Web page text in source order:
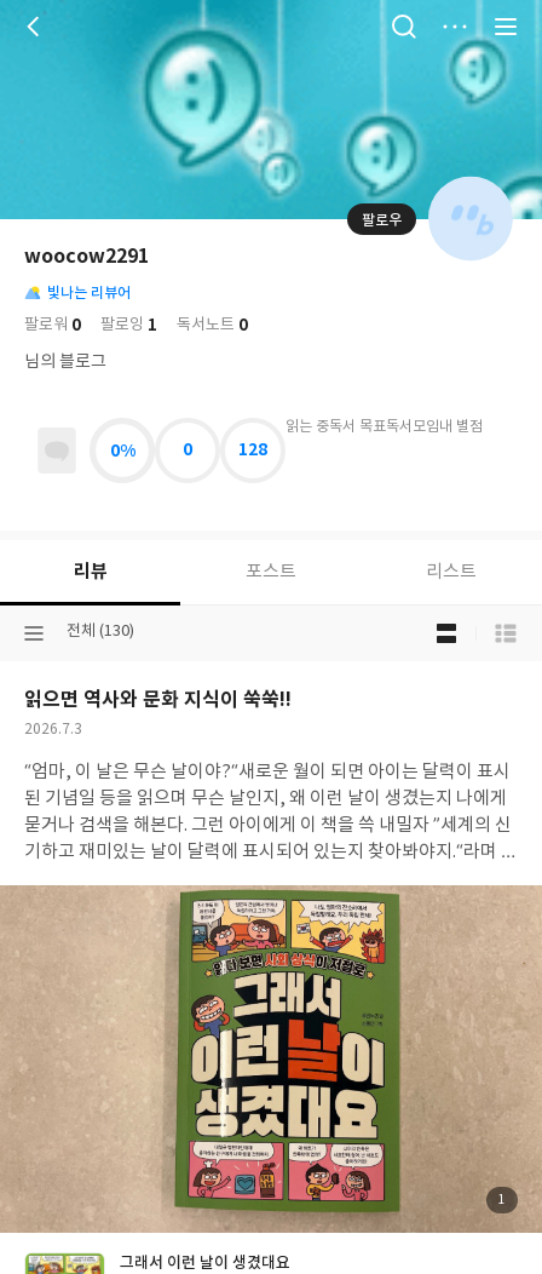
팔로우
woocow2291
님
의
사
락
빛나는 리뷰어
팔로워 0 팔로잉 1 독서노트 0
님의 블로그
읽는 중독서 목표
0%
독서모임
0
내 별점
128
리뷰 포스트 리스트
선
분
류
전체 (130)
읽으면 역사와 문화 지식이 쑥쑥!!
작
일
2026.7.3
“엄마, 이 날은 무슨 날이야?“새로운 월이 되면 아이는 달력이 표시
된 기념일 등을 읽으며 무슨 날인지, 왜 이런 날이 생겼는지 나에게
묻거나 검색을 해본다. 그런 아이에게 이 책을 쓱 내밀자 ”세계의 신
기하고 재미있는 날이 달력에 표시되어 있는지 찾아봐야지.“라며 달
다 읽은 아이는 ‘던 세계가 함께 기념하는 날’을 많은 사람들이 알지
못함을 속상해하며 자신이 직접 친구들에게 이야기를 많이 해줘야
겠다며 달력에 동그라미와 별 표시를 해 두었다. 평소 환경, 자연, 지
구에 관심이 많다보니 더 관심을 갖고 꼼꼼히 읽은 듯 했다.
나는 아
들에게 책을 읽은 소감을 묻자, ”엄마, 세상은 함께 살아가는 거라고
알려주는 것 같아. 사람, 중요한 사건, 지구를 생각하는 많은 날들을
보니 하루하루를 더 소중하게 생각해야 한다는 것도 알았어.“하고
이야기했다.
아이는 이 책을 통해 내가 설명해주지 않아도 우리 삶이
무엇과 어떻게 연결되어 있는지 스스로 알아가고 있었다. ’그래서 이
런 날이 생겼대요‘를 읽다보면 역사와 문화 지식이 나도 모르게 쌓이
고, 세상의 다양한 모습을 알 수 있다. 읽다보면 자연스럽게 우리의
하루하루에 담긴 소중한 가치를 느낄 수 있는 이 책을 초등학생이라
면 꼭 한 번 읽어보길 추천한다.
#서평단 #그래서이런날이생겼대요
#길벗스쿨 #초등추천도서
첨
부
사
1
그래서 이런 날이 생겼대요